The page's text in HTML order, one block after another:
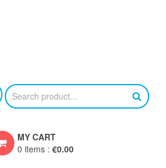
MY CART
0 items : €0.00